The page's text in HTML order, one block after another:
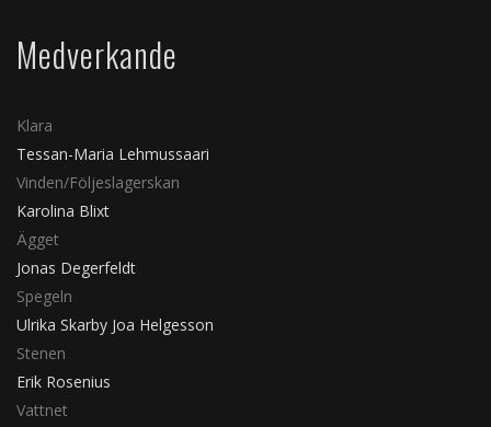
Medverkande
Klara
Tessan-Maria Lehmussaari
Vinden/Följeslagerskan
Karolina Blixt
Ägget
Jonas Degerfeldt
Spegeln
Ulrika Skarby Joa Helgesson
Stenen
Erik Rosenius
Vattnet